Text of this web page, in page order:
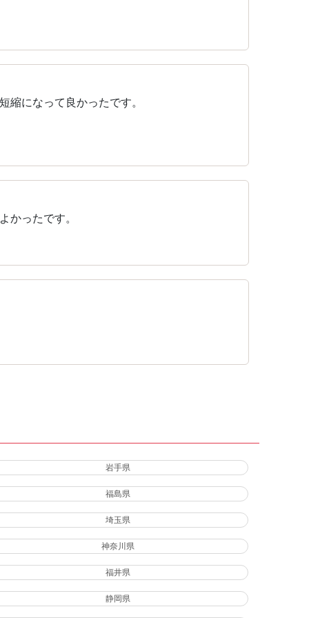
縮になって良かったです。
かったです。
岩手県
福島県
埼玉県
神奈川県
福井県
静岡県